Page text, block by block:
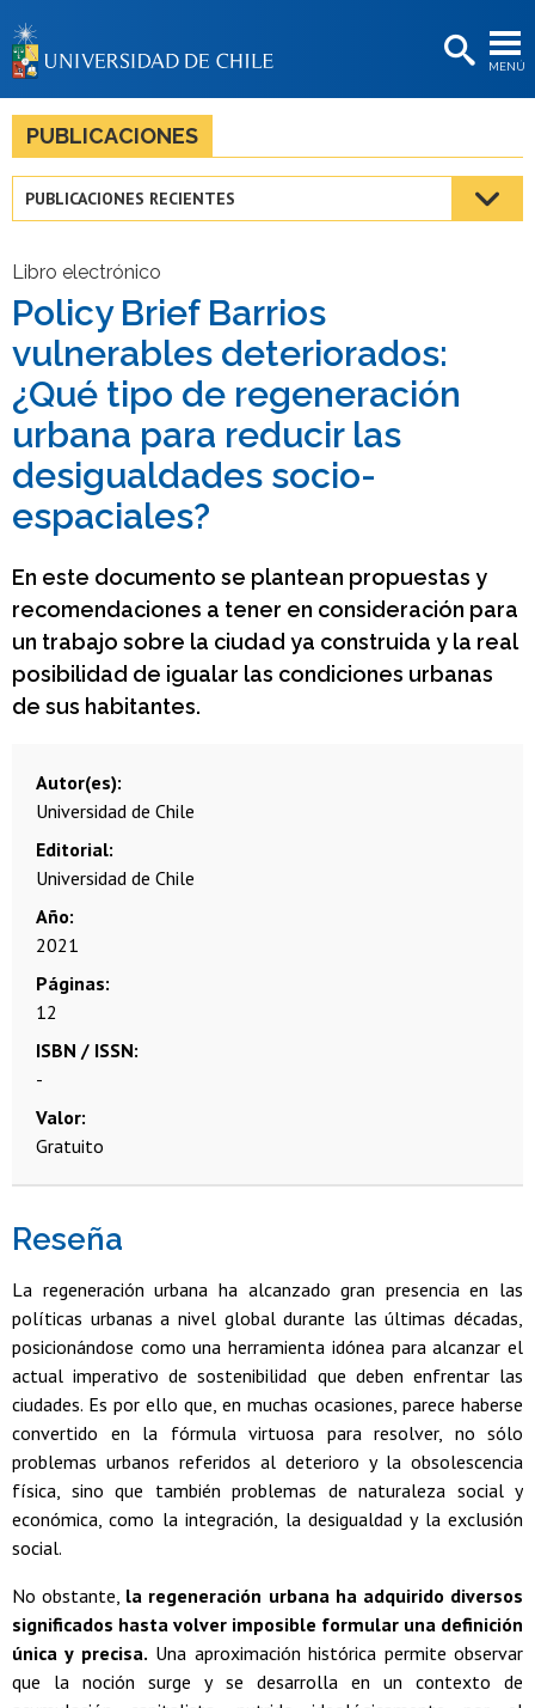
MENÚ
BIBLIOTECAS
LA UNIVERSIDAD
Estudiantes
Funcionarias/os
Egresadas/os
PUBLICACIONES
PUBLICACIONES RECIENTES
Libro electrónico
Policy Brief Barrios
vulnerables deteriorados:
¿Qué tipo de regeneración
urbana para reducir las
desigualdades socio-
espaciales?
En este documento se plantean propuestas y
recomendaciones a tener en consideración para
un trabajo sobre la ciudad ya construida y la real
posibilidad de igualar las condiciones urbanas
de sus habitantes.
Autor(es)
Universidad de Chile
Editorial
Universidad de Chile
Año
2021
Páginas
12
ISBN / ISSN
-
Valor
Gratuito
Reseña
La regeneración urbana ha alcanzado gran presencia en las
políticas urbanas a nivel global durante las últimas décadas,
posicionándose como una herramienta idónea para alcanzar el
actual imperativo de sostenibilidad que deben enfrentar las
ciudades. Es por ello que, en muchas ocasiones, parece haberse
convertido en la fórmula virtuosa para resolver, no sólo
problemas urbanos referidos al deterioro y la obsolescencia
física, sino que también problemas de naturaleza social y
económica, como la integración, la desigualdad y la exclusión
social.
No obstante, la regeneración urbana ha adquirido diversos
significados hasta volver imposible formular una definición
única y precisa. Una aproximación histórica permite observar
que la noción surge y se desarrolla en un contexto de